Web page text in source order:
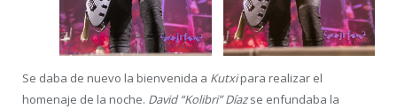
Se daba de nuevo la bienvenida a Kutxipara realizar el
homenaje de la noche. David “Kolibri” Díazse enfundaba la